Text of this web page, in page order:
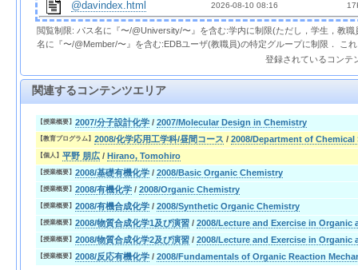
@davindex.html 2026-08-10 08:16
閲覧制限: パス名に『〜/@University/〜』を含む:学内に制限(ただし，学生，教
名に『〜/@Member/〜』を含む:EDBユーザ(教職員)の特定グループに制限． こ
登録されているコンテ
関連するコンテンツエリア
【授業概要】 2007/分子設計化学 / 2007/Molecular Design in Chemistry
【教育プログラム】 2008/化学応用工学科/昼間コース / 2008/Department of
【個人】 平野 朋広 / Hirano, Tomohiro
【授業概要】 2008/基礎有機化学 / 2008/Basic Organic Chemistry
【授業概要】 2008/有機化学 / 2008/Organic Chemistry
【授業概要】 2008/有機合成化学 / 2008/Synthetic Organic Chemistry
【授業概要】 2008/物質合成化学1及び演習 / 2008/Lecture and Exercise in Organic
【授業概要】 2008/物質合成化学2及び演習 / 2008/Lecture and Exercise in Organic
【授業概要】 2008/反応有機化学 / 2008/Fundamentals of Organic Reaction